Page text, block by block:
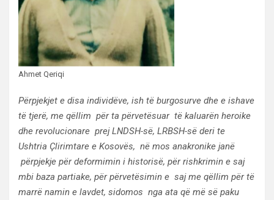
Ahmet Qeriqi
Përpjekjet e disa individëve, ish të burgosurve dhe e ishave
të tjerë, me qëllim për ta përvetësuar të kaluarën heroike
dhe revolucionare prej LNDSH-së, LRBSH-së deri te
Ushtria Çlirimtare e Kosovës, në mos anakronike janë
përpjekje për deformimin i historisë, për rishkrimin e saj
mbi baza partiake, për përvetësimin e saj me qëllim për të
marrë namin e lavdet, sidomos nga ata që më së paku